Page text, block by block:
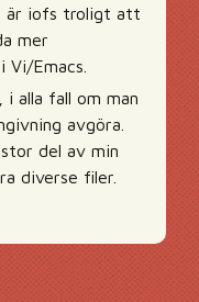
är iofs troligt att
mer
Vi/Emacs.
i alla fall om man
avgöra.
del av min
diverse filer.